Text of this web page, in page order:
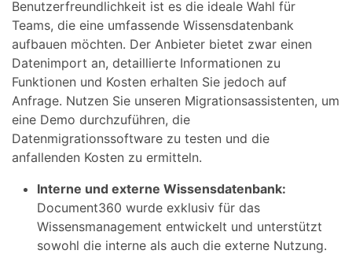
Benutzerfreundlichkeit ist es die ideale Wahl für
Teams, die eine umfassende Wissensdatenbank
aufbauen möchten. Der Anbieter bietet zwar einen
Datenimport an, detaillierte Informationen zu
Funktionen und Kosten erhalten Sie jedoch auf
Anfrage. Nutzen Sie unseren Migrationsassistenten, um
eine Demo durchzuführen, die
Datenmigrationssoftware zu testen und die
anfallenden Kosten zu ermitteln.
Interne und externe Wissensdatenbank:
Document360 wurde exklusiv für das
Wissensmanagement entwickelt und unterstützt
sowohl die interne als auch die externe Nutzung.